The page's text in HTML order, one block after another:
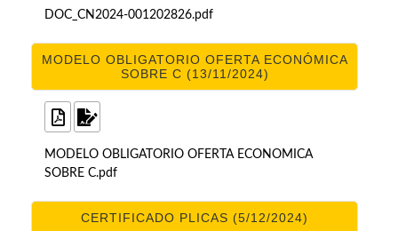
DOC_CN2024-001202826.pdf
MODELO OBLIGATORIO OFERTA ECONÓMICA
SOBRE C (13/11/2024)
MODELO OBLIGATORIO OFERTA ECONOMICA
SOBRE C.pdf
CERTIFICADO PLICAS (5/12/2024)